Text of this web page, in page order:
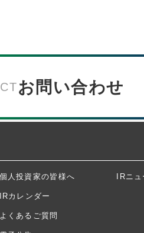
お問い合わせ
個人投資家の皆様へ
IRカレンダー
よくあるご質問
IRニ